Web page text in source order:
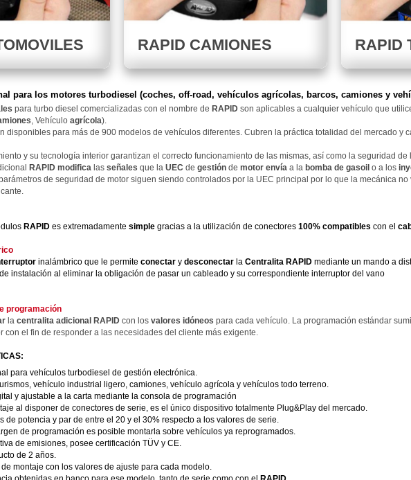
RAPID CAMIONES RAPID
para los motores turbodiesel (coches, off-road, vehículos agrícolas, barcos, camiones y
para turbo diesel comercializadas con el nombre de RAPID son aplicables a cualquier vehículo que
, Vehículo agrícola).
disponibles para más de 900 modelos de vehículos diferentes. Cubren la práctica totalidad del mercado y
y su tecnología interior garantizan el correcto funcionamiento de las mismas, así como la seguridad
RAPID modifica las señales que la UEC de gestión de motor envía a la bomba de gasoil o a los
de seguridad de motor siguen siendo controlados por la UEC principal por lo que la mecánica
RAPID es extremadamente simple gracias a la utilización de conectores 100% compatibles con el
inalámbrico que le permite conectar y desconectar la Centralita RAPID mediante un mando a
instalación al eliminar la obligación de pasar un cableado y su correspondiente interruptor del vano
programación
la centralita adicional RAPID con los valores idóneos para cada vehículo. La programación estándar
con el fin de responder a las necesidades del cliente más exigente.
para vehículos turbodiesel de gestión electrónica.
vehículo industrial ligero, camiones, vehículo agrícola y vehículos todo terreno.
y ajustable a la carta mediante la consola de programación
al disponer de conectores de serie, es el único dispositivo totalmente Plug&Play del mercado.
de potencia y par de entre el 20 y el 30% respecto a los valores de serie.
de programación es posible montarla sobre vehículos ya reprogramados.
de emisiones, posee certificación TÜV y CE.
de 2 años.
montaje con los valores de ajuste para cada modelo.